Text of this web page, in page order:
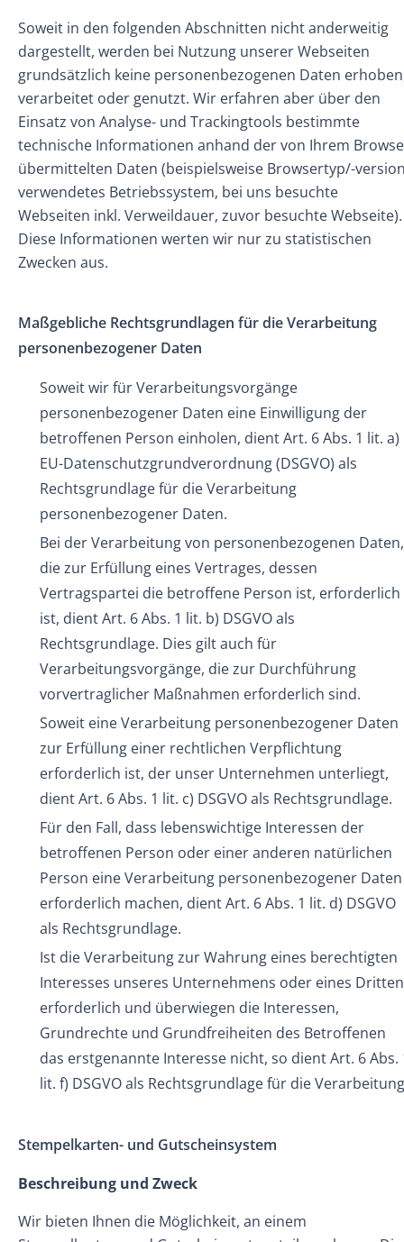
Soweit in den folgenden Abschnitten nicht anderweitig
dargestellt, werden bei Nutzung unserer Webseiten
grundsätzlich keine personenbezogenen Daten
verarbeitet oder genutzt. Wir erfahren aber über den
Einsatz von Analyse- und Trackingtools bestimmte
technische Informationen anhand der von Ihrem
übermittelten Daten (beispielsweise Browsertyp/-
verwendetes Betriebssystem, bei uns besuchte
Webseiten inkl. Verweildauer, zuvor besuchte Webseite).
Diese Informationen werten wir nur zu statistischen
Zwecken aus.
Maßgebliche Rechtsgrundlagen für die Verarbeitung
personenbezogener Daten
Soweit wir für Verarbeitungsvorgänge
personenbezogener Daten eine Einwilligung der
betroffenen Person einholen, dient Art. 6 Abs. 1 lit. a)
EU-Datenschutzgrundverordnung (DSGVO) als
Rechtsgrundlage für die Verarbeitung
personenbezogener Daten.
Bei der Verarbeitung von personenbezogenen Daten,
die zur Erfüllung eines Vertrages, dessen
Vertragspartei die betroffene Person ist, erforderlich
ist, dient Art. 6 Abs. 1 lit. b) DSGVO als
Rechtsgrundlage. Dies gilt auch für
Verarbeitungsvorgänge, die zur Durchführung
vorvertraglicher Maßnahmen erforderlich sind.
Soweit eine Verarbeitung personenbezogener Daten
zur Erfüllung einer rechtlichen Verpflichtung
erforderlich ist, der unser Unternehmen unterliegt,
dient Art. 6 Abs. 1 lit. c) DSGVO als Rechtsgrundlage.
Für den Fall, dass lebenswichtige Interessen der
betroffenen Person oder einer anderen natürlichen
Person eine Verarbeitung personenbezogener Daten
erforderlich machen, dient Art. 6 Abs. 1 lit. d) DSGVO
als Rechtsgrundlage.
Ist die Verarbeitung zur Wahrung eines berechtigten
Interesses unseres Unternehmens oder eines Dritten
erforderlich und überwiegen die Interessen,
Grundrechte und Grundfreiheiten des Betroffenen
das erstgenannte Interesse nicht, so dient Art. 6 Abs.
lit. f) DSGVO als Rechtsgrundlage für die
Stempelkarten- und Gutscheinsystem
Beschreibung und Zweck
Wir bieten Ihnen die Möglichkeit, an einem